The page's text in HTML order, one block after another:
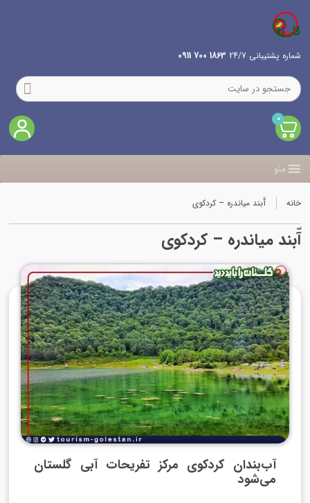
شماره پشتیبانی 24/7 1863 700 0911
0
منو
خانه آّبند میاندره – کردکوی
آّبند میاندره – کردکوی
آب‌بندان کردکوی مرکز تفریحات آبی گلستان
می‌شود